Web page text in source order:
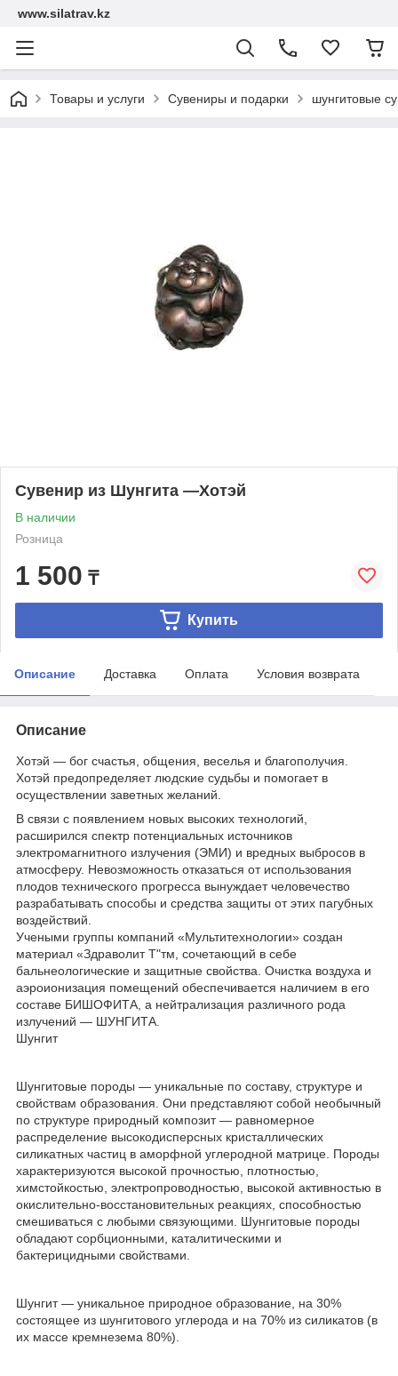
www.silatrav.kz
Товары и услуги Сувениры и подарки шунгитовые
Сувенир из Шунгита —Хотэй
В наличии
Розница
1 500 ₸
Купить
Описание Доставка Оплата Условия возврата
Описание
Хотэй — бог счастья, общения, веселья и благополучия.
Хотэй предопределяет людские судьбы и помогает в
осуществлении заветных желаний.
В связи с появлением новых высоких технологий,
расширился спектр потенциальных источников
электромагнитного излучения (ЭМИ) и вредных выбросов в
атмосферу. Невозможность отказаться от использования
плодов технического прогресса вынуждает человечество
разрабатывать способы и средства защиты от этих пагубных
воздействий.
Учеными группы компаний «Мультитехнологии» создан
материал «Здраволит Т"тм, сочетающий в себе
бальнеологические и защитные свойства. Очистка воздуха и
аэроионизация помещений обеспечивается наличием в его
составе БИШОФИТА, а нейтрализация различного рода
излучений — ШУНГИТА.
Шунгит
Шунгитовые породы — уникальные по составу, структуре и
свойствам образования. Они представляют собой необычный
по структуре природный композит — равномерное
распределение высокодисперсных кристаллических
силикатных частиц в аморфной углеродной матрице. Породы
характеризуются высокой прочностью, плотностью,
химстойкостью, электропроводностью, высокой активностью в
окислительно-восстановительных реакциях, способностью
смешиваться с любыми связующими. Шунгитовые породы
обладают сорбционными, каталитическими и
бактерицидными свойствами.
Шунгит — уникальное природное образование, на 30%
состоящее из шунгитового углерода и на 70% из силикатов (в
их массе кремнезема 80%).